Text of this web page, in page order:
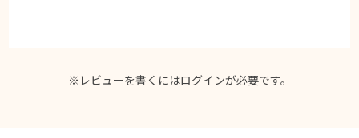
※レビューを書くにはログインが必要です。